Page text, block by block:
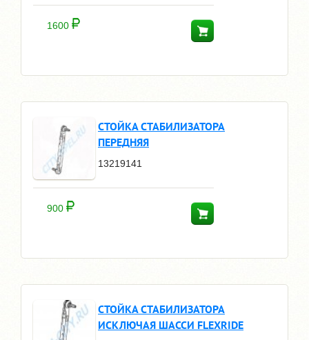
1600
СТОЙКА СТАБИЛИЗАТОРА
ПЕРЕДНЯЯ
13219141
900
СТОЙКА СТАБИЛИЗАТОРА
ИСКЛЮЧАЯ ШАССИ FLEXRIDE